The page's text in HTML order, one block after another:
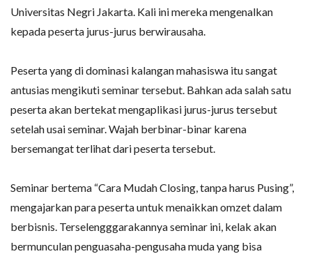
Universitas Negri Jakarta. Kali ini mereka mengenalkan
kepada peserta jurus-jurus berwirausaha.
Peserta yang di dominasi kalangan mahasiswa itu sangat
antusias mengikuti seminar tersebut. Bahkan ada salah satu
peserta akan bertekat mengaplikasi jurus-jurus tersebut
setelah usai seminar. Wajah berbinar-binar karena
bersemangat terlihat dari peserta tersebut.
Seminar bertema “Cara Mudah Closing, tanpa harus Pusing”,
mengajarkan para peserta untuk menaikkan omzet dalam
berbisnis. Terselengggarakannya seminar ini, kelak akan
bermunculan penguasaha-pengusaha muda yang bisa